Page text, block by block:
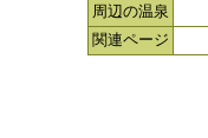
周辺の温泉
関連ページ